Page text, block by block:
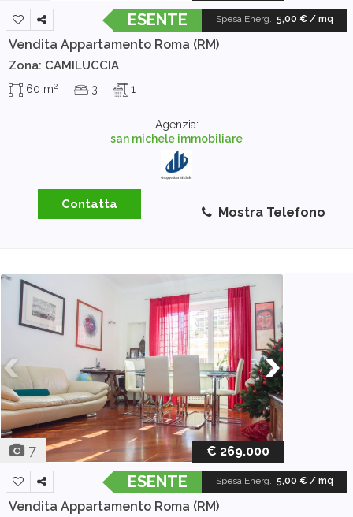
Spesa Energ.: 5,00 € / mq
ESENTE
Vendita Appartamento Roma (RM)
Zona: CAMILUCCIA
60 m2 3 1
Agenzia:
san michele immobiliare
Contatta
Mostra Telefono
7 € 269.000
Spesa Energ.: 5,00 € / mq
ESENTE
Vendita Appartamento Roma (RM)